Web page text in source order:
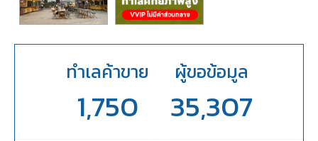
ทำเลค้าขาย
1,750
ผู้ขอข้อมูล
35,307